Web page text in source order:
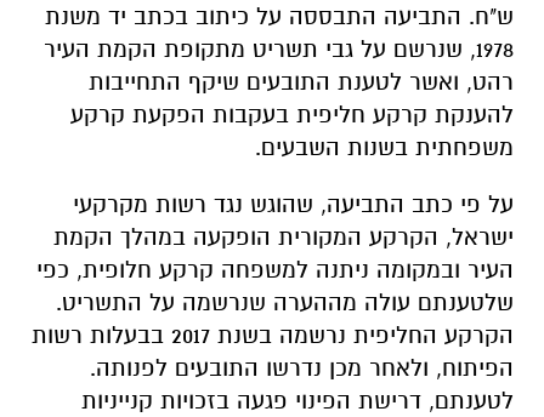
ש"ח. התביעה התבססה על כיתוב בכתב יד משנת
1978, שנרשם על גבי תשריט מתקופת הקמת העיר
רהט, ואשר לטענת התובעים שיקף התחייבות
להענקת קרקע חליפית בעקבות הפקעת קרקע
משפחתית בשנות השבעים.
על פי כתב התביעה, שהוגש נגד רשות מקרקעי
ישראל, הקרקע המקורית הופקעה במהלך הקמת
העיר ובמקומה ניתנה למשפחה קרקע חלופית, כפי
שלטענתם עולה מההערה שנרשמה על התשריט.
הקרקע החליפית נרשמה בשנת 2017 בבעלות רשות
הפיתוח, ולאחר מכן נדרשו התובעים לפנותה.
לטענתם, דרישת הפינוי פגעה בזכויות קנייניות